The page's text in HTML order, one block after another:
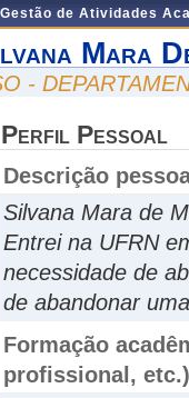
de Atividades
Mara
-
Perfil Pessoal
Descrição
Silvana Mara de
Entrei na UFRN
necessidade de
de abandonar
Formação
profissional, etc.)